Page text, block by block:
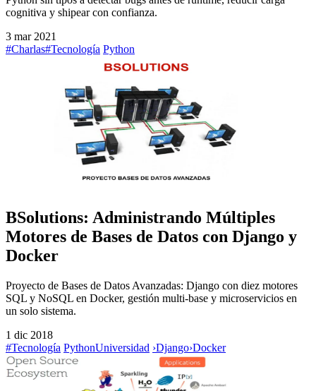
cognitiva y shipear con confianza.
3 mar 2021
#Charlas#Tecnología Python
BSolutions: Administrando Múltiples
Motores de Bases de Datos con Django y
Docker
Proyecto de Bases de Datos Avanzadas: Django con diez motores
SQL y NoSQL en Docker, gestión multi-base y microservicios en
un solo sistema.
1 dic 2018
#Tecnología PythonUniversidad ›Django›Docker